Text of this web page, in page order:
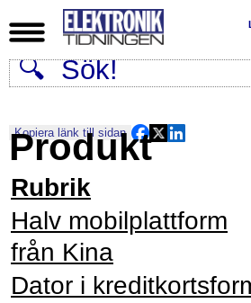
Kopiera länk till sidan
Produkt
Rubrik
Halv mobilplattform
från Kina
Dator i